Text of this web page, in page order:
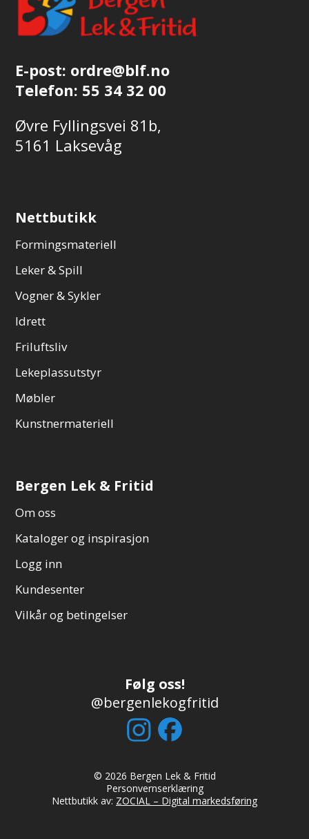
E-post: ordre@blf.no
Telefon: 55 34 32 00
Øvre Fyllingsvei 81b,
5161 Laksevåg
Nettbutikk
Formingsmateriell
Leker & Spill
Vogner & Sykler
Idrett
Friluftsliv
Lekeplassutstyr
Møbler
Kunstnermateriell
Bergen Lek & Fritid
Om oss
Kataloger og inspirasjon
Logg inn
Kundesenter
Vilkår og betingelser
Følg oss!
@bergenlekogfritid
© 2026 Bergen Lek & Fritid
Personvernserklæring
Nettbutikk av: ZOCIAL – Digital markedsføring